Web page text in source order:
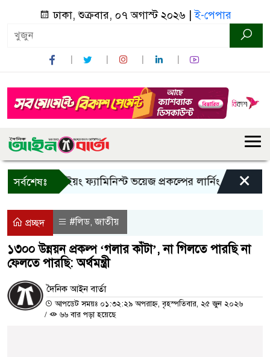
ঢাকা, শুক্রবার, ০৭ অগাস্ট ২০২৬ |ই-পেপার
সর্বশেষঃ
বান্দরবানে ইয়ং ফ্যামিনিস্ট ভয়েজ প্রকল্পের লার্নিং শেয়ারিং
×
প্রচ্ছদ #লিড,জাতীয়
১৩০০ উন্নয়ন প্রকল্প ‘গলার কাঁটা’, না গিলতে পারছি না
ফেলতে পারছি: অর্থমন্ত্রী
দৈনিক আইন বার্তা
আপডেট সময়ঃ ০১:৩২:২৯ অপরাহ্ন, বৃহস্পতিবার, ২৫ জুন ২০২৬
/
৬৬ বার পড়া হয়েছে